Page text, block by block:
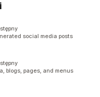
social media posts
blogs, pages, and menus